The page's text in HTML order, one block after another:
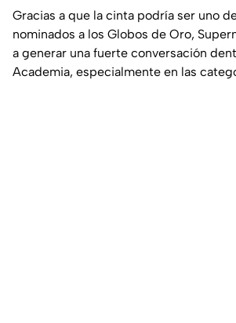
Gracias a que la cinta podría ser uno
nominados a los Globos de Oro,
a generar una fuerte conversación
Academia, especialmente en las